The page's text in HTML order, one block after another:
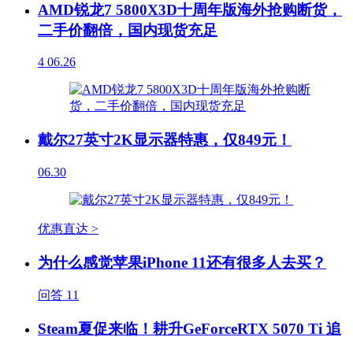
AMD锐龙7 5800X3D十周年版海外抢购断货，
二手价翻倍，国内现货充足
4 06.26
戴尔27英寸2K显示器特惠，仅849元！
06.30
优惠直达 >
为什么感觉苹果iPhone 11还有很多人去买？
问答 11
Steam夏促来临！耕升GeForceRTX 5070 Ti 追